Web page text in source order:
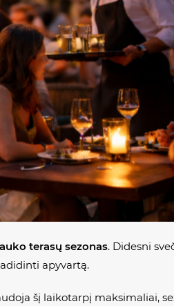
terasų sezonas. Didesni
apyvartą.
šį laikotarpį maksimaliai,